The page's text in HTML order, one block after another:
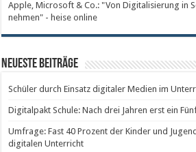
Apple, Microsoft & Co.: "Von Digitalisierung in
nehmen" - heise online
Neueste Beiträge
Schüler durch Einsatz digitaler Medien im
Digitalpakt Schule: Nach drei Jahren erst ein
Umfrage: Fast 40 Prozent der Kinder und
digitalen Unterricht